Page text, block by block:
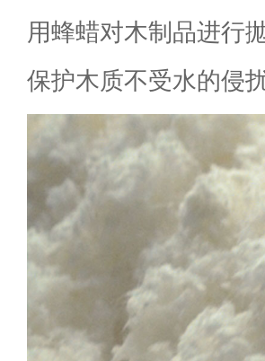
用蜂蜡对木制品进行
保护木质不受水的侵扰